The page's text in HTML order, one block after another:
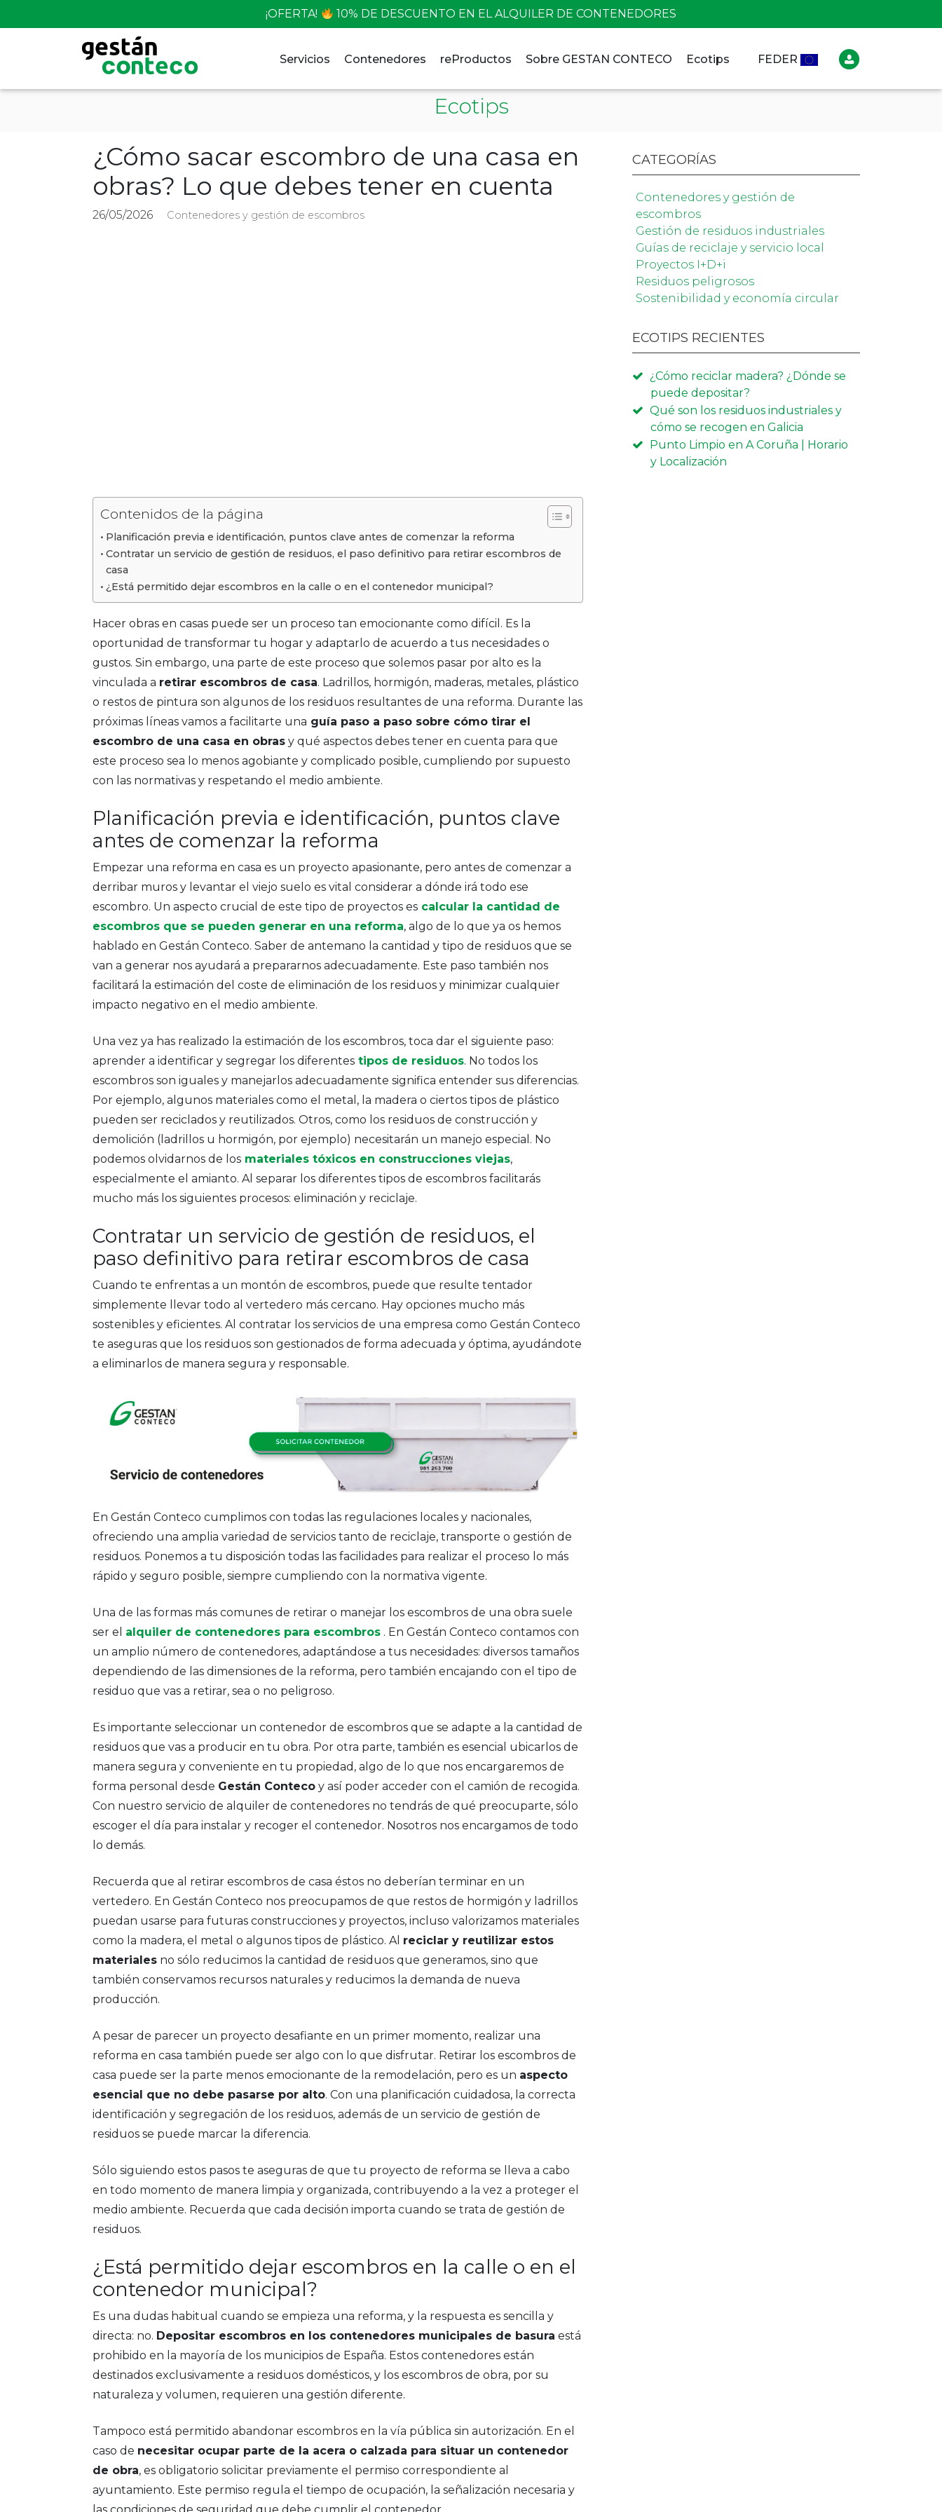
¡OFERTA! 10% DE DESCUENTO EN EL ALQUILER DE CONTENEDORES
Servicios Contenedores reProductos Sobre GESTAN CONTECO Ecotips FEDER
Ecotips
¿Cómo sacar escombro de una casa en
obras? Lo que debes tener en cuenta
26/05/2026 Contenedores y gestión de escombros
Contenidos de la página
Planificación previa e identificación, puntos clave antes de comenzar la reforma
Contratar un servicio de gestión de residuos, el paso definitivo para retirar escombros de
casa
¿Está permitido dejar escombros en la calle o en el contenedor municipal?
Hacer obras en casas puede ser un proceso tan emocionante como difícil. Es la
oportunidad de transformar tu hogar y adaptarlo de acuerdo a tus necesidades o
gustos. Sin embargo, una parte de este proceso que solemos pasar por alto es la
vinculada a retirar escombros de casa. Ladrillos, hormigón, maderas, metales, plástico
o restos de pintura son algunos de los residuos resultantes de una reforma. Durante las
próximas líneas vamos a facilitarte una guía paso a paso sobre cómo tirar el
escombro de una casa en obras y qué aspectos debes tener en cuenta para que
este proceso sea lo menos agobiante y complicado posible, cumpliendo por supuesto
con las normativas y respetando el medio ambiente.
Planificación previa e identificación, puntos clave
antes de comenzar la reforma
Empezar una reforma en casa es un proyecto apasionante, pero antes de comenzar a
derribar muros y levantar el viejo suelo es vital considerar a dónde irá todo ese
escombro. Un aspecto crucial de este tipo de proyectos es calcular la cantidad de
escombros que se pueden generar en una reforma, algo de lo que ya os hemos
hablado en Gestán Conteco. Saber de antemano la cantidad y tipo de residuos que se
van a generar nos ayudará a prepararnos adecuadamente. Este paso también nos
facilitará la estimación del coste de eliminación de los residuos y minimizar cualquier
impacto negativo en el medio ambiente.
Una vez ya has realizado la estimación de los escombros, toca dar el siguiente paso:
aprender a identificar y segregar los diferentes tipos de residuos. No todos los
escombros son iguales y manejarlos adecuadamente significa entender sus diferencias.
Por ejemplo, algunos materiales como el metal, la madera o ciertos tipos de plástico
pueden ser reciclados y reutilizados. Otros, como los residuos de construcción y
demolición (ladrillos u hormigón, por ejemplo) necesitarán un manejo especial. No
podemos olvidarnos de los materiales tóxicos en construcciones viejas,
especialmente el amianto. Al separar los diferentes tipos de escombros facilitarás
mucho más los siguientes procesos: eliminación y reciclaje.
Contratar un servicio de gestión de residuos, el
paso definitivo para retirar escombros de casa
Cuando te enfrentas a un montón de escombros, puede que resulte tentador
simplemente llevar todo al vertedero más cercano. Hay opciones mucho más
sostenibles y eficientes. Al contratar los servicios de una empresa como Gestán Conteco
te aseguras que los residuos son gestionados de forma adecuada y óptima, ayudándote
a eliminarlos de manera segura y responsable.
En Gestán Conteco cumplimos con todas las regulaciones locales y nacionales,
ofreciendo una amplia variedad de servicios tanto de reciclaje, transporte o gestión de
residuos. Ponemos a tu disposición todas las facilidades para realizar el proceso lo más
rápido y seguro posible, siempre cumpliendo con la normativa vigente.
Una de las formas más comunes de retirar o manejar los escombros de una obra suele
ser el alquiler de contenedores para escombros . En Gestán Conteco contamos con
un amplio número de contenedores, adaptándose a tus necesidades: diversos tamaños
dependiendo de las dimensiones de la reforma, pero también encajando con el tipo de
residuo que vas a retirar, sea o no peligroso.
Es importante seleccionar un contenedor de escombros que se adapte a la cantidad de
residuos que vas a producir en tu obra. Por otra parte, también es esencial ubicarlos de
manera segura y conveniente en tu propiedad, algo de lo que nos encargaremos de
forma personal desde Gestán Conteco y así poder acceder con el camión de recogida.
Con nuestro servicio de alquiler de contenedores no tendrás de qué preocuparte, sólo
escoger el día para instalar y recoger el contenedor. Nosotros nos encargamos de todo
lo demás.
Recuerda que al retirar escombros de casa éstos no deberían terminar en un
vertedero. En Gestán Conteco nos preocupamos de que restos de hormigón y ladrillos
puedan usarse para futuras construcciones y proyectos, incluso valorizamos materiales
como la madera, el metal o algunos tipos de plástico. Al reciclar y reutilizar estos
materiales no sólo reducimos la cantidad de residuos que generamos, sino que
también conservamos recursos naturales y reducimos la demanda de nueva
producción.
A pesar de parecer un proyecto desafiante en un primer momento, realizar una
reforma en casa también puede ser algo con lo que disfrutar. Retirar los escombros de
casa puede ser la parte menos emocionante de la remodelación, pero es un aspecto
esencial que no debe pasarse por alto. Con una planificación cuidadosa, la correcta
identificación y segregación de los residuos, además de un servicio de gestión de
residuos se puede marcar la diferencia.
Sólo siguiendo estos pasos te aseguras de que tu proyecto de reforma se lleva a cabo
en todo momento de manera limpia y organizada, contribuyendo a la vez a proteger el
medio ambiente. Recuerda que cada decisión importa cuando se trata de gestión de
residuos.
¿Está permitido dejar escombros en la calle o en el
contenedor municipal?
Es una dudas habitual cuando se empieza una reforma, y la respuesta es sencilla y
directa: no. Depositar escombros en los contenedores municipales de basura está
prohibido en la mayoría de los municipios de España. Estos contenedores están
destinados exclusivamente a residuos domésticos, y los escombros de obra, por su
naturaleza y volumen, requieren una gestión diferente.
Tampoco está permitido abandonar escombros en la vía pública sin autorización. En el
caso de necesitar ocupar parte de la acera o calzada para situar un contenedor
de obra, es obligatorio solicitar previamente el permiso correspondiente al
ayuntamiento. Este permiso regula el tiempo de ocupación, la señalización necesaria y
CATEGORÍAS
Contenedores y gestión de
escombros
Gestión de residuos industriales
Guías de reciclaje y servicio local
Proyectos I+D+i
Residuos peligrosos
Sostenibilidad y economía circular
ECOTIPS RECIENTES
¿Cómo reciclar madera? ¿Dónde se
puede depositar?
Qué son los residuos industriales y
cómo se recogen en Galicia
Punto Limpio en A Coruña | Horario
y Localización